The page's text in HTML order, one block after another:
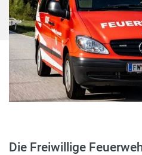
Die Freiwillige